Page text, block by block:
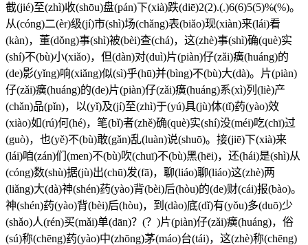
截(jié)至(zhì)收(shōu)盘(pán)下(xià)跌(diē)2(2).(.)6(6)5(5)%(%)。
从(cóng)二(èr)级(jí)市(shì)场(chǎng)表(biǎo)现(xiàn)来(lái)看
(kàn)，董(dǒng)事(shì)被(bèi)查(chá)，这(zhè)事(shì)确(què)实
(shí)不(bù)小(xiǎo)，但(dàn)对(duì)片(piàn)仔(zǎi)癀(huáng)的
(de)影(yǐng)响(xiǎng)似(sì)乎(hū)并(bìng)不(bù)大(dà)。片(piàn)
仔(zǎi)癀(huáng)的(de)片(piàn)仔(zǎi)癀(huáng)系(xì)列(liè)产
(chǎn)品(pǐn)，以(yǐ)及(jí)至(zhì)于(yú)具(jù)体(tǐ)药(yào)效
(xiào)如(rú)何(hé)，笔(bǐ)者(zhě)确(què)实(shí)没(méi)吃(chī)过
(guò)，也(yě)不(bù)敢(gǎn)乱(luàn)说(shuō)。接(jiē)下(xià)来
(lái)咱(zán)们(men)不(bù)吹(chuī)不(bù)黑(hēi)，还(hái)是(shì)从
(cóng)数(shù)据(jù)出(chū)发(fā)，聊(liáo)聊(liáo)这(zhè)两
(liǎng)大(dà)神(shén)药(yào)背(bèi)后(hòu)的(de)财(cái)报(bào)。
神(shén)药(yào)背(bèi)后(hòu)，到(dào)底(dǐ)有(yǒu)多(duō)少
(shǎo)人(rén)买(mǎi)单(dān)？(？)片(piàn)仔(zǎi)癀(huáng)，俗
(sú)称(chēng)药(yào)中(zhōng)茅(máo)台(tái)，这(zhè)称(chēng)